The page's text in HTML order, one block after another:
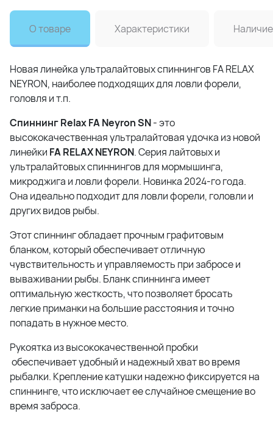
О товаре Характеристики Наличие
Новая линейка ультралайтовых спиннингов FA RELAX
NEYRON, наиболее подходящих для ловли форели,
головля и т.п.
Спиннинг Relax FA Neyron SN- это
высококачественная ультралайтовая удочка из новой
линейки FA RELAX NEYRON. Серия лайтовых и
ультралайтовых спиннингов для мормышинга,
микроджига и ловли форели. Новинка 2024-го года.
Она идеально подходит для ловли форели, головли и
других видов рыбы.
Этот спиннинг обладает прочным графитовым
бланком, который обеспечивает отличную
чувствительность и управляемость при забросе и
вываживании рыбы. Бланк спиннинга имеет
оптимальную жесткость, что позволяет бросать
легкие приманки на большие расстояния и точно
попадать в нужное место.
Рукоятка из высококачественной пробки
обеспечивает удобный и надежный хват во время
рыбалки. Крепление катушки надежно фиксируется на
спиннинге, что исключает ее случайное смещение во
время заброса.